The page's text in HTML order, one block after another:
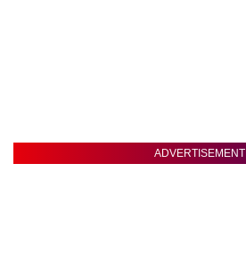
ADVERTISEMENT